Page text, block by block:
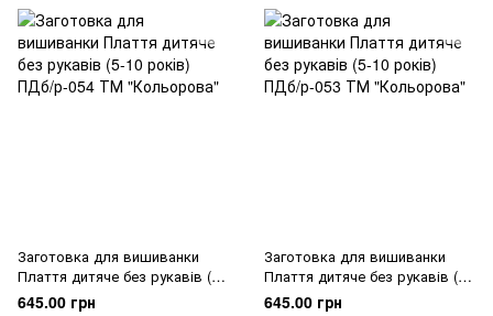
Заготовка для вишиванки
Плаття дитяче без рукавів (5-
10 років) ПДб/р-054 ТМ
645.00 грн
Заготовка для вишиванки
Плаття дитяче без рукавів (5-
10 років) ПДб/р-053 ТМ
645.00 грн